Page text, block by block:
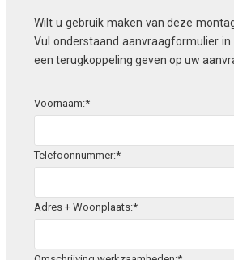
Wilt u gebruik maken van deze
Vul onderstaand aanvraagformulier
een terugkoppeling geven op uw
Voornaam:*
Telefoonnummer:*
Adres + Woonplaats:*